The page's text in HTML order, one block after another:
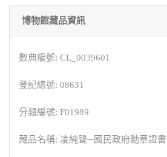
博物館藏品資訊
數典編號: CL_0039601
登記總號: 08631
分類編號: F01989
藏品名稱: 凌純聲─國民政府勳章證書